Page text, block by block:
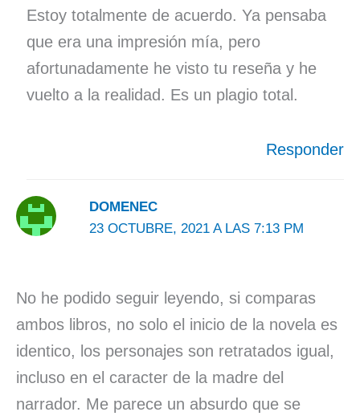
Estoy totalmente de acuerdo. Ya pensaba
que era una impresión mía, pero
afortunadamente he visto tu reseña y he
vuelto a la realidad. Es un plagio total.
Responder
DOMENEC
23 OCTUBRE, 2021 A LAS 7:13 PM
No he podido seguir leyendo, si comparas
ambos libros, no solo el inicio de la novela es
identico, los personajes son retratados igual,
incluso en el caracter de la madre del
narrador. Me parece un absurdo que se